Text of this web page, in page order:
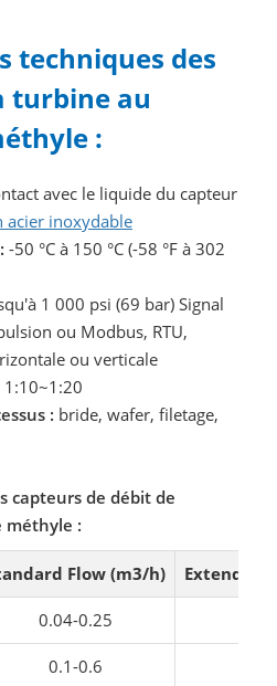
techniques des
turbine au
:
avec le liquide du capteur
acier inoxydable
-50 °C à 150 °C (-58 °F à 302
1 000 psi (69 bar) Signal
ou Modbus, RTU,
ou verticale
1:10~1:20
: bride, wafer, filetage,
capteurs de débit de
méthyle :
Flow (m3/h) Extended
0.04-0.25
0.1-0.6